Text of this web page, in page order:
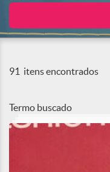
91 itens encontrados
Termo buscado